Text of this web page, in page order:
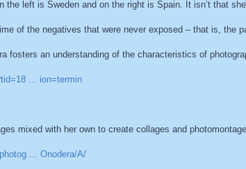
the left is Sweden and on the right is Spain. It isn’t that
of the negatives that were never exposed – that is, the
fosters an understanding of the characteristics of
... ion=termin
mixed with her own to create collages and
... Onodera/A/